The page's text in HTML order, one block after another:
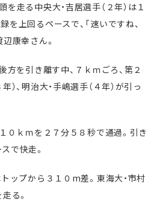
走る中央大・吉居選手（２年）は１
を上回るペースで、「速いですね、
康幸さん。
方を引き離す中、７ｋｍごろ、第２
）、明治大・手嶋選手（４年）が引っ
１０ｋｍを２７分５８秒で通過。引き
で快走。
ップから３１０m差。東海大・市村
る。